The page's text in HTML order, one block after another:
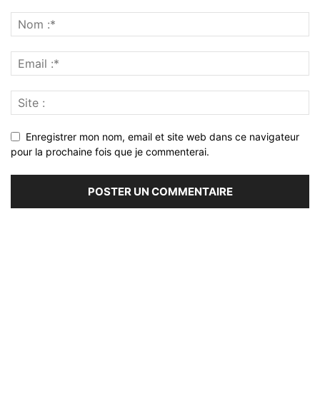
Enregistrer mon nom, email et site web dans ce navigateur
pour la prochaine fois que je commenterai.